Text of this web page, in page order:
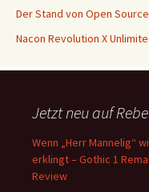
Der Stand von Open
Nacon Revolution X
Jetzt neu auf
Wenn „Herr Mannelig“
erklingt – Gothic 1
Review